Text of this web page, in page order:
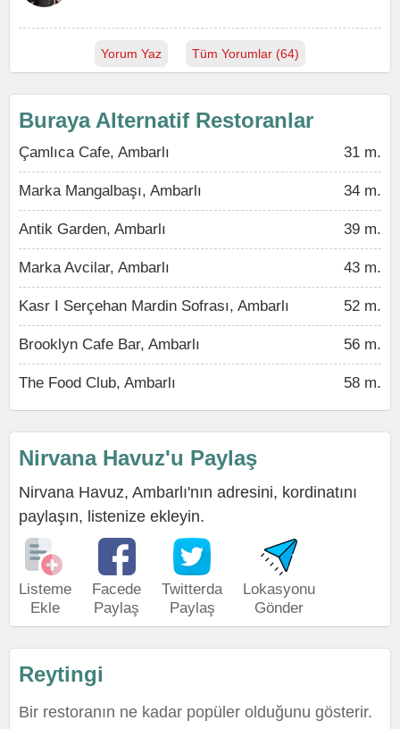
Yorum Yaz Tüm Yorumlar (64)
Buraya Alternatif Restoranlar
Çamlıca Cafe, Ambarlı 31 m.
Marka Mangalbaşı, Ambarlı 34 m.
Antik Garden, Ambarlı 39 m.
Marka Avcilar, Ambarlı 43 m.
Kasr I Serçehan Mardin Sofrası, Ambarlı 52 m.
Brooklyn Cafe Bar, Ambarlı 56 m.
The Food Club, Ambarlı 58 m.
Nirvana Havuz'u Paylaş
Nirvana Havuz, Ambarlı'nın adresini, kordinatını
paylaşın, listenize ekleyin.
Listeme
Ekle
Facede
Paylaş
Twitterda
Paylaş
Lokasyonu
Gönder
Reytingi
Bir restoranın ne kadar popüler olduğunu gösterir.